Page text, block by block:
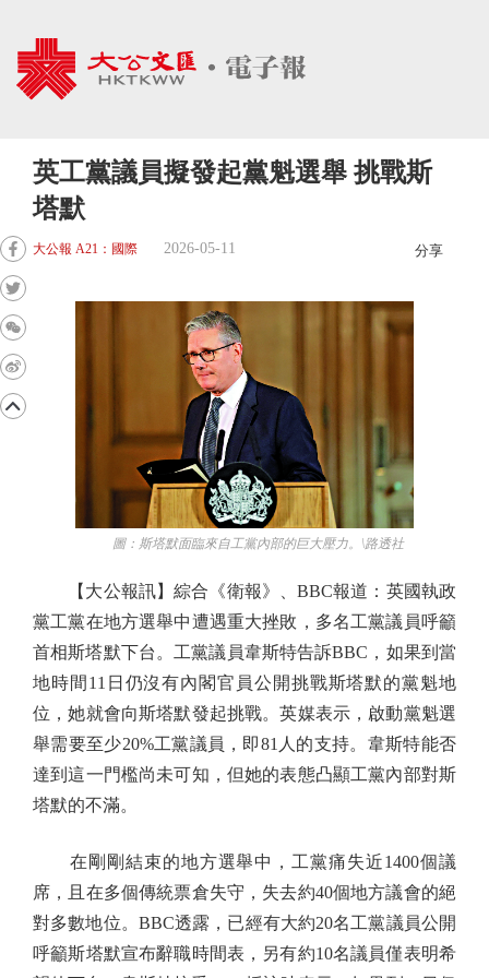
英工黨議員擬發起黨魁選舉 挑戰斯
塔默
大公報 A21：國際 2026-05-11 分享
圖：斯塔默面臨來自工黨內部的巨大壓力。\路透社
【大公報訊】綜合《衛報》、BBC報道：英國執政
黨工黨在地方選舉中遭遇重大挫敗，多名工黨議員呼籲
首相斯塔默下台。工黨議員韋斯特告訴BBC，如果到當
地時間11日仍沒有內閣官員公開挑戰斯塔默的黨魁地
位，她就會向斯塔默發起挑戰。英媒表示，啟動黨魁選
舉需要至少20%工黨議員，即81人的支持。韋斯特能否
達到這一門檻尚未可知，但她的表態凸顯工黨內部對斯
塔默的不滿。
在剛剛結束的地方選舉中，工黨痛失近1400個議
席，且在多個傳統票倉失守，失去約40個地方議會的絕
對多數地位。BBC透露，已經有大約20名工黨議員公開
呼籲斯塔默宣布辭職時間表，另有約10名議員僅表明希